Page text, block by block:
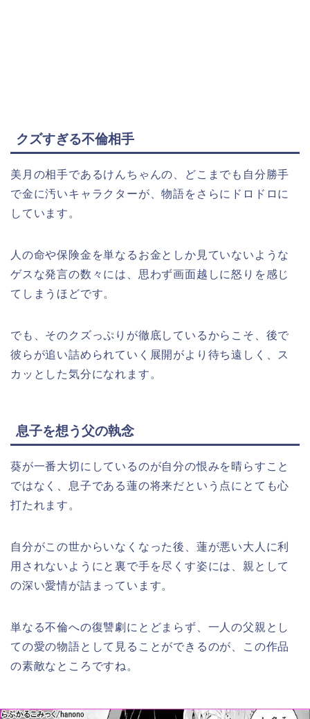
クズすぎる不倫相手
美月の相手であるけんちゃんの、どこまでも自分勝手
で金に汚いキャラクターが、物語をさらにドロドロに
しています。
人の命や保険金を単なるお金としか見ていないような
ゲスな発言の数々には、思わず画面越しに怒りを感じ
てしまうほどです。
でも、そのクズっぷりが徹底しているからこそ、後で
彼らが追い詰められていく展開がより待ち遠しく、ス
カッとした気分になれます。
息子を想う父の執念
葵が一番大切にしているのが自分の恨みを晴らすこと
ではなく、息子である蓮の将来だという点にとても心
打たれます。
自分がこの世からいなくなった後、蓮が悪い大人に利
用されないようにと裏で手を尽くす姿には、親として
の深い愛情が詰まっています。
単なる不倫への復讐劇にとどまらず、一人の父親とし
ての愛の物語として見ることができるのが、この作品
の素敵なところですね。